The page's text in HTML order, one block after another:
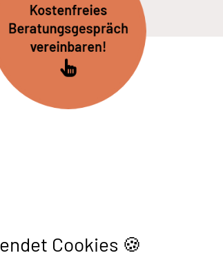
Kostenfreies
Beratungsgespräch
vereinbaren!
Cookies 🍪